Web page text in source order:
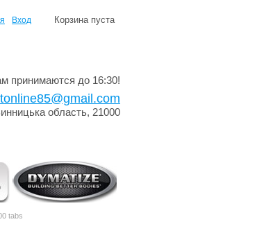
Корзина пуста
Вход
принимаются до 16:30!
область, 21000
tabs